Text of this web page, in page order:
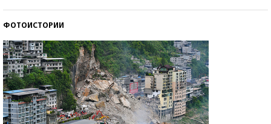
ФОТОИСТОРИИ